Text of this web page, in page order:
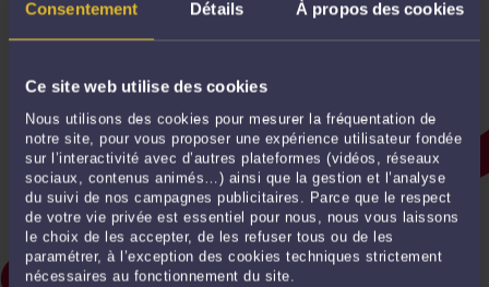
Consentement Détails À propos des cookies
Ce site web utilise des cookies
Nous utilisons des cookies pour mesurer la fréquentation de
notre site, pour vous proposer une expérience utilisateur fondée
sur l’interactivité avec d’autres plateformes (vidéos, réseaux
sociaux, contenus animés…) ainsi que la gestion et l’analyse
du suivi de nos campagnes publicitaires. Parce que le respect
de votre vie privée est essentiel pour nous, nous vous laissons
le choix de les accepter, de les refuser tous ou de les
paramétrer, à l’exception des cookies techniques strictement
nécessaires au fonctionnement du site.